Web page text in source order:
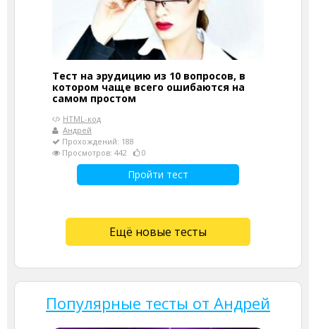
Тест на эрудицию из 10 вопросов, в
котором чаще всего ошибаются на
самом простом
HTML-код
Андрей
Прохождений: 188
Просмотров: 442
0
Пройти тест
Ещё новые тесты
Популярные тесты от Андрей